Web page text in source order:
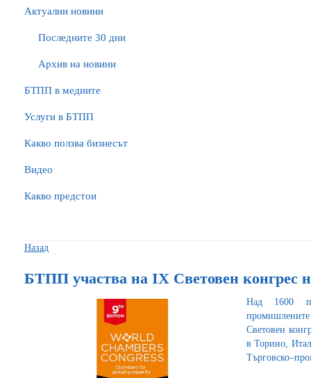
Актуални новини
Последните 30 дни
Архив на новини
БTПП в медиите
Услуги в БТПП
Какво ползва бизнесът
Видео
Какво предстои
Назад
БТПП участва на IX Световен конгрес
Над 1600
промишлените
Световен
в Торино,